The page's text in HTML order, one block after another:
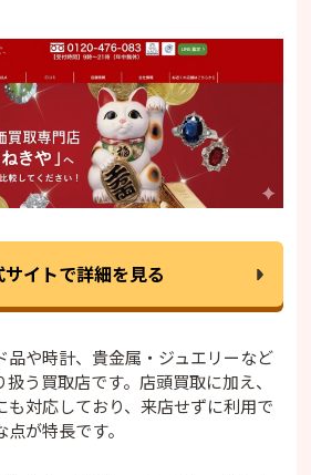
サイトで詳細を見る
品や時計、貴金属・ジュエリーなど
う買取店です。店頭買取に加え、
も対応しており、来店せずに利用で
が特長です。